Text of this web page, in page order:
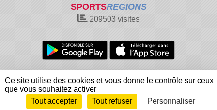
SPORTSREGIONS
209503 visites
Charte cookies
Gestion des cookies
Informations légales
Signaler un contenu inapproprié
Envie de participer ? Connexion
Ce site utilise des cookies et vous donne le contrôle sur ceux
que vous souhaitez activer
Tout accepter
Tout refuser Personnaliser